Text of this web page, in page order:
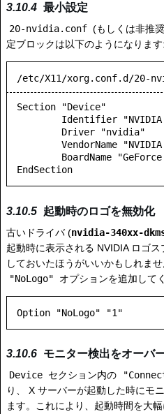
最小設定
20-nvidia.conf (もしくは非推
定ブロックは以下のようになります:
/etc/X11/xorg.conf.d/20-
Section "Device"
起動時のロゴを無効化
古いドライバ (nvidia-340xx-
起動時に表示される NVIDIA ロゴ
しておいたほうがいいかもしれませ
"NoLogo"
オプションを追加して
モニター検出をオーバ
Device セクション内の
り、 X サーバーが起動した時にモ
ます。これにより、起動時間を大